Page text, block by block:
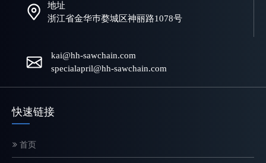
地址
浙江省金华巿婺城区神丽路1078号
kai@hh-sawchain.com
specialapril@hh-sawchain.com
快速链接
首页